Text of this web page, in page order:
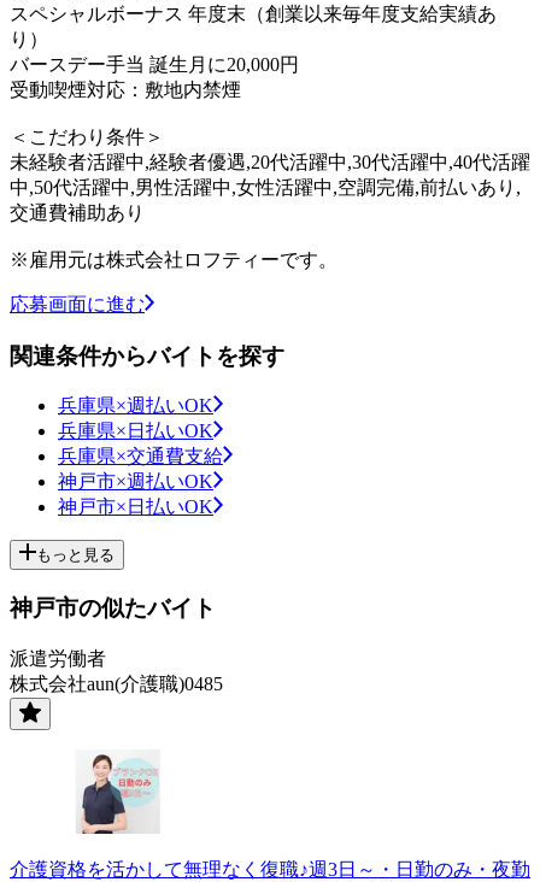
スペシャルボーナス 年度末（創業以来毎年度支給実績あ
り）
バースデー手当 誕生月に20,000円
受動喫煙対応：敷地内禁煙
＜こだわり条件＞
未経験者活躍中,経験者優遇,20代活躍中,30代活躍中,40代活躍
中,50代活躍中,男性活躍中,女性活躍中,空調完備,前払いあり,
交通費補助あり
※雇用元は株式会社ロフティーです。
応募画面に進む
関連条件からバイトを探す
兵庫県×週払いOK
兵庫県×日払いOK
兵庫県×交通費支給
神戸市×週払いOK
神戸市×日払いOK
もっと見る
神戸市の似たバイト
派遣労働者
株式会社aun(介護職)0485
介護資格を活かして無理なく復職♪週3日～・日勤のみ・夜勤